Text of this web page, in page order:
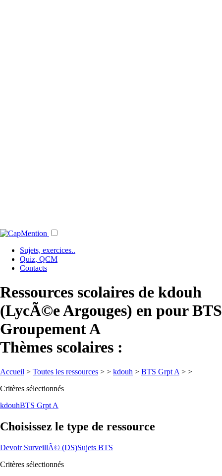
Sujets, exercices..
Quiz, QCM
Contacts
Ressources scolaires de kdouh
(LycÃ©e Argouges) en pour BTS
Groupement A
Thèmes scolaires :
Accueil > Toutes les ressources > > kdouh > BTS Grpt A > >
Critères sélectionnés
kdouhBTS Grpt A
Choisissez le type de ressource
Devoir SurveillÃ© (DS)Sujets BTS
Critères sélectionnés